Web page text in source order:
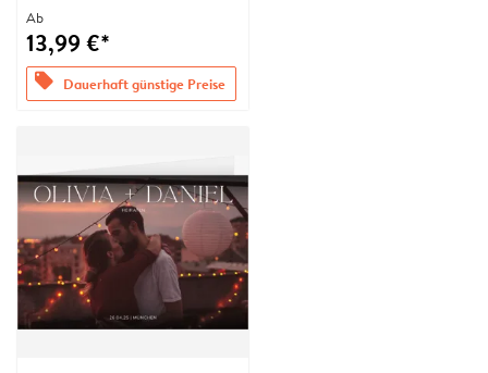
Ab
13,99 €*
offers Dauerhaft günstige Preise